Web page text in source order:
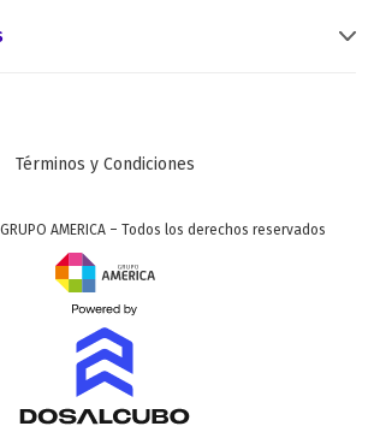
Términos y Condiciones
AMERICA – Todos los derechos reservados